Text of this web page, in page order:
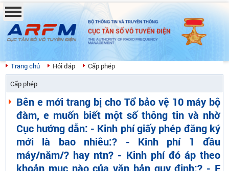
BỘ THÔNG TIN VÀ TRUYỀN THÔNG
CỤC TẦN SỐ VÔ TUYẾN ĐIỆN
THE AUTHORITY OF RADIO FREQUENCY
MANAGEMENT
Trang chủ Hỏi đáp
Cấp phép
Cấp phép
Bên e mới trang bị cho Tổ bảo vệ 10 máy bộ
đàm, e muốn biết một số thông tin và nhờ
Cục hướng dẫn: - Kinh phí giấy phép đăng ký
mới là bao nhiêu:? - Kinh phí 1 đầu
máy/năm/? hay ntn? - Kinh phí đó áp theo
khoản mục nào của văn bản quy định:? - E